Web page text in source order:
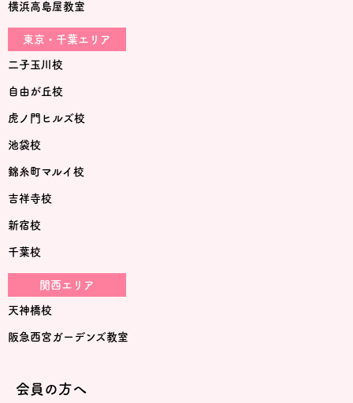
横浜高島屋教室
東京・千葉エリア
二子玉川校
自由が丘校
虎ノ門ヒルズ校
池袋校
錦糸町マルイ校
吉祥寺校
新宿校
千葉校
関西エリア
天神橋校
阪急西宮ガーデンズ教室
会員の方へ